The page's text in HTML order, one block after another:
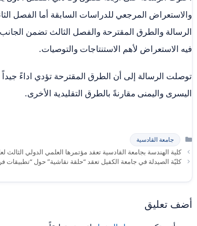
والاستعراض المرجعي للدراسات السابقة أما الفصل
الرسالة والطرق المقترحة والفصل الثالث تضمن الجانب
فيه الاستعراض لأهم الاستنتاجات والتوصيات.
توصلت الرسالة إلى أن الطرق المقترحة تؤدي اداءً جيداً
اليسرى واليمنى مقارنةً بالطرق التقليدية الأخرى.
التصنيفات
جامعة القادسية
كلية الهندسة بجامعة القادسية تعقد مؤتمرها العلمي الدولي
كليّة الصيدلة في جامعة الكفيل تعقد “حلقة نقاشية” حول “تطبيقات
أضف تعليق